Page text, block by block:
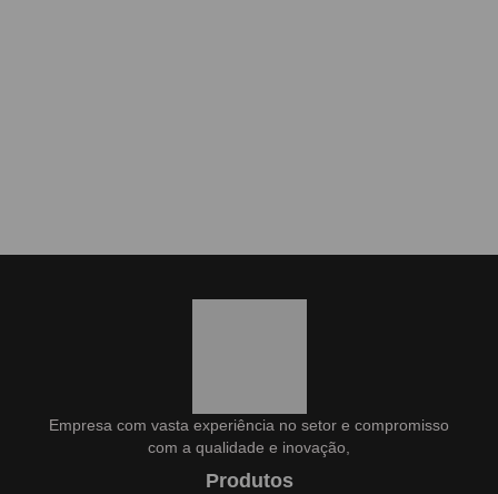
Empresa com vasta experiência no setor e compromisso
com a qualidade e inovação,
Produtos